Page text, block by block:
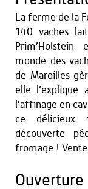
La ferme de la
140 vaches
Prim’Holstein
monde des
de Maroilles
elle l’explique
l’affinage en
ce délicieux
découverte
fromage ! Vente
Ouverture